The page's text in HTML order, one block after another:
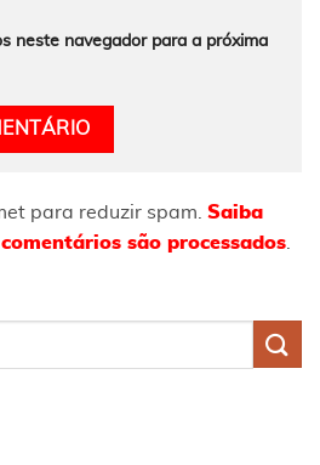
neste navegador para a próxima
para reduzir spam. Saiba
são processados